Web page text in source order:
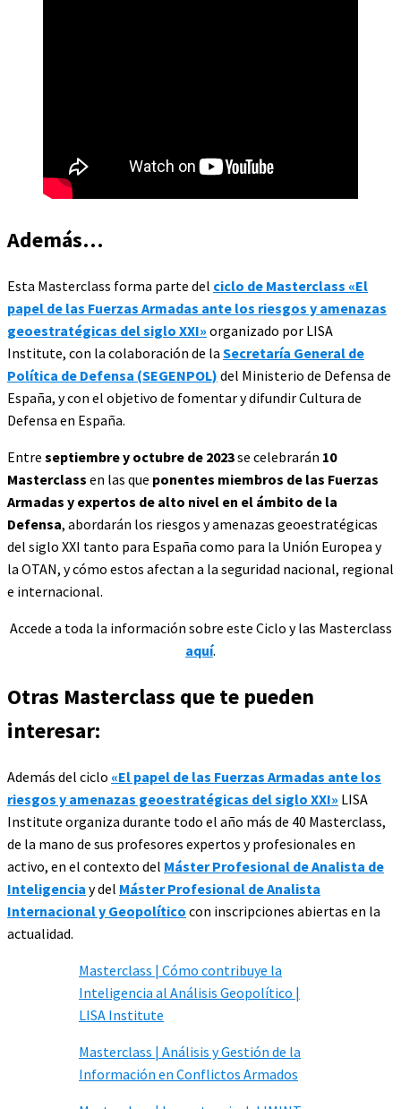
Además…
Esta Masterclass forma parte del ciclo de Masterclass «El
papel de las Fuerzas Armadas ante los riesgos y amenazas
geoestratégicas del siglo XXI» organizado por LISA
Institute, con la colaboración de la Secretaría General de
Política de Defensa (SEGENPOL) del Ministerio de Defensa de
España, y con el objetivo de fomentar y difundir Cultura de
Defensa en España.
Entre septiembre y octubre de 2023se celebrarán 10
Masterclass en las que ponentes miembros de las Fuerzas
Armadas y expertos de alto nivel en el ámbito de la
Defensa, abordarán los riesgos y amenazas geoestratégicas
del siglo XXI tanto para España como para la Unión Europea y
la OTAN, y cómo estos afectan a la seguridad nacional, regional
e internacional.
Accede a toda la información sobre este Ciclo y las Masterclass
aquí.
Otras Masterclass que te pueden
interesar:
Además del ciclo «El papel de las Fuerzas Armadas ante los
riesgos y amenazas geoestratégicas del siglo XXI» LISA
Institute organiza durante todo el año más de 40 Masterclass,
de la mano de sus profesores expertos y profesionales en
activo, en el contexto del Máster Profesional de Analista de
Inteligencia y del Máster Profesional de Analista
Internacional y Geopolítico con inscripciones abiertas en la
actualidad.
Masterclass | Cómo contribuye la
Inteligencia al Análisis Geopolítico |
LISA Institute
Masterclass | Análisis y Gestión de la
Información en Conflictos Armados